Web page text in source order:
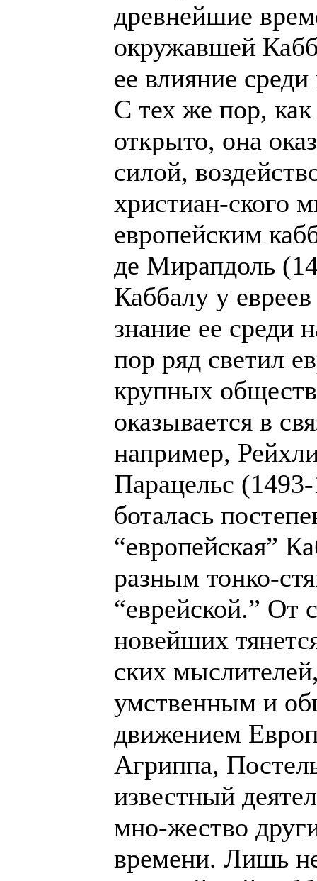
древнейшие
окружавшей
ее влияние
С тех же пор,
открыто, она
силой,
христиан-ского
европейским
де Мирапдоль
Каббалу у
знание ее среди
пор ряд светил
крупных
оказывается в
например,
Парацельс
боталась
“европейская”
разным тонко-
“еврейской.” От
новейших
ских
умственным и
движением
Агриппа,
известный
мно-жество
времени. Лишь